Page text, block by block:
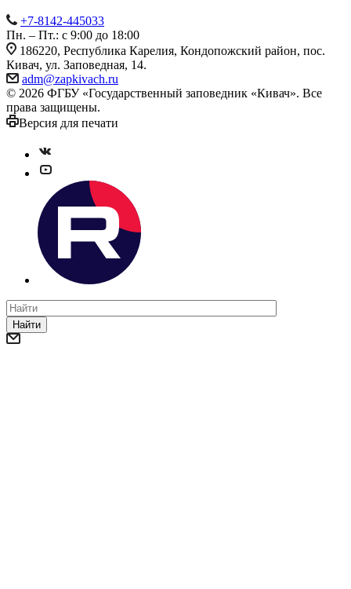
+7-8142-445033
Пн. – Пт.: с 9:00 до 18:00
186220, Республика Карелия, Кондопожский район, пос.
Кивач, ул. Заповедная, 14.
adm@zapkivach.ru
© 2026 ФГБУ «Государственный заповедник «Кивач». Все
права защищены.
Версия для печати
Найти